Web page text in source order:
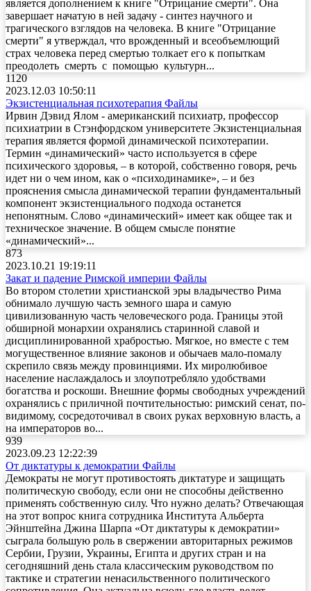
является дополнением к книге "Отрицание смерти". Она
завершает начатую в ней задачу - синтез научного и
трагического взглядов на человека. В книге "Отрицание
смерти" я утверждал, что врожденный и всеобъемлющий
страх человека перед смертью толкает его к попыткам
преодолеть смерть с помощью культурн...
1120
2023.12.03 10:50:11
Экзистенциальная психотерапия Файлы
Ирвин Дэвид Ялом - американский психиатр, профессор
психиатрии в Стэнфордском университете Экзистенциальная
терапия является формой динамической психотерапии.
Термин «динамический» часто используется в сфере
психического здоровья, – в которой, собственно говоря, речь
идет ни о чем ином, как о «психодинамике», – и без
прояснения смысла динамической терапии фундаментальный
компонент экзистенциального подхода останется
непонятным. Слово «динамический» имеет как общее так и
техническое значение. В общем смысле понятие
«динамический»...
873
2023.10.21 19:19:11
Закат и падение Римской империи Файлы
Во втором столетии христианской эры владычество Рима
обнимало лучшую часть земного шара и самую
цивилизованную часть человеческого рода. Границы этой
обширной монархии охранялись старинной славой и
дисциплинированной храбростью. Мягкое, но вместе с тем
могущественное влияние законов и обычаев мало-помалу
скрепило связь между провинциями. Их миролюбивое
население наслаждалось и злоупотребляло удобствами
богатства и роскоши. Внешние формы свободных учреждений
охранялись с приличной почтительностью: римский сенат, по-
видимому, сосредоточивал в своих руках верховную власть, а
на императоров во...
939
2023.09.23 12:22:39
От диктатуры к демократии Файлы
Демократы не могут противостоять диктатуре и защищать
политическую свободу, если они не способны действенно
применять собственную силу. Что нужно делать? Отвечающая
на этот вопрос книга сотрудника Института Альберта
Эйнштейна Джина Шарпа «От диктатуры к демократии»
сыграла большую роль в свержении авторитарных режимов
Сербии, Грузии, Украины, Египта и других стран и на
сегодняшний день стала классическим руководством по
тактике и стратегии ненасильственного политического